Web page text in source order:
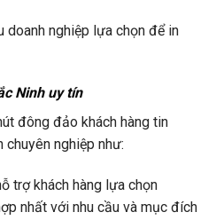
nghiệp lựa chọn để in
Ninh uy tín
đông đảo khách hàng tin
nghiệp như:
trợ khách hàng lựa chọn
nhất với nhu cầu và mục đích